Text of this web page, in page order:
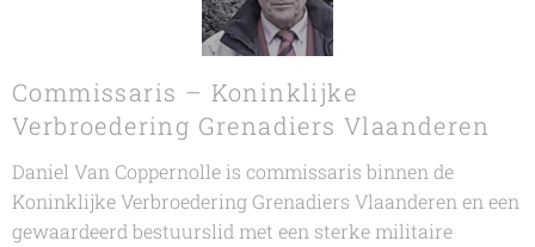
Commissaris – Koninklijke
Verbroedering Grenadiers Vlaanderen
Daniel Van Coppernolle is commissaris binnen de
Koninklijke Verbroedering Grenadiers Vlaanderen en een
gewaardeerd bestuurslid met een sterke militaire